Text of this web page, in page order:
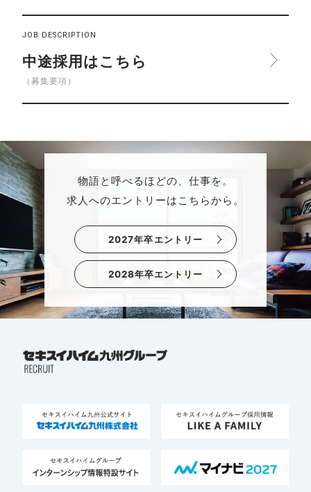
JOB DESCRIPTION
中途採用はこちら
（募集要項）
物語と呼べるほどの、仕事を。
求人へのエントリーはこちらから。
2027年卒エントリー
2028年卒エントリー